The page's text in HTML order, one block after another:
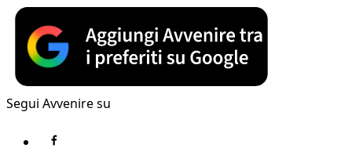
Segui Avvenire su